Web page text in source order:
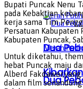
Dua
Dua
Bupati Puncak Nenu
pada Kebaktian
kerja sama Tim
Persatuan Kabupaten
Kabupaten Puncak,
Untuk diketahui,
hebat Puncak maju
Alberd
dalam film